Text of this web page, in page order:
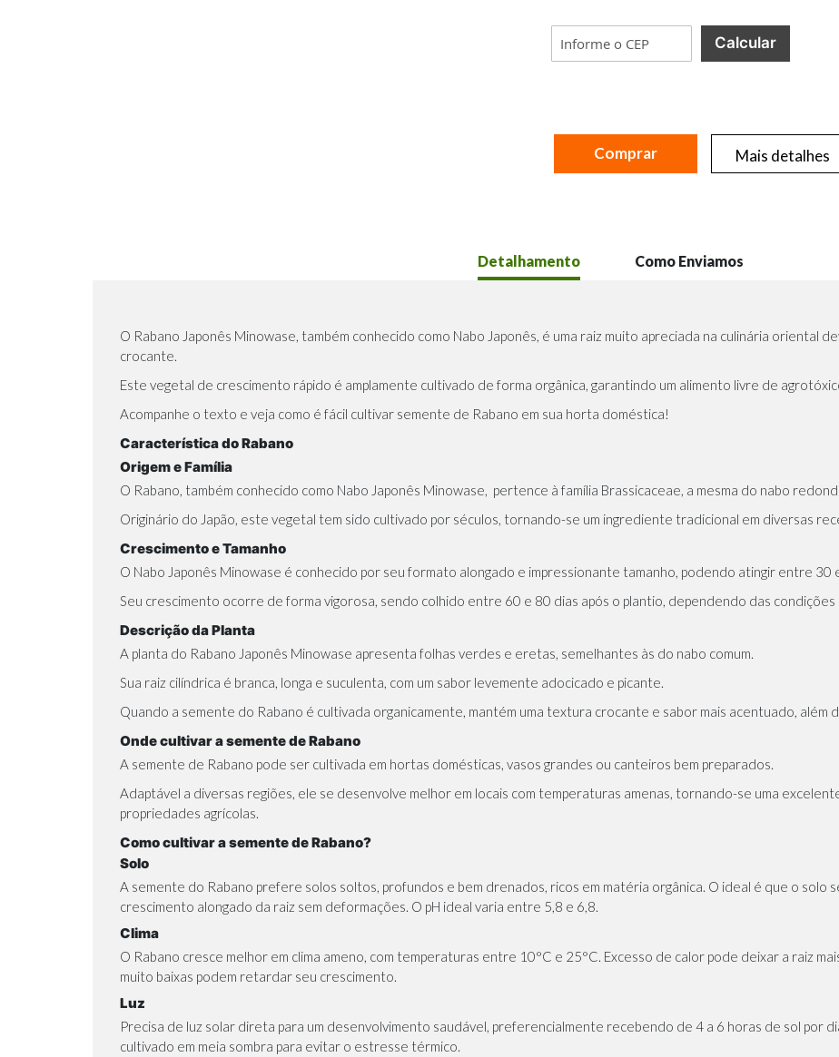
Calcular
Comprar Mais detalhes
Detalhamento
O Rabano Japonês Minowase, também conhecido como Nabo Japonês, é uma raiz muito apreciada na culinária oriental
crocante.
Este vegetal de crescimento rápido é amplamente cultivado de forma orgânica, garantindo um alimento livre de
Acompanhe o texto e veja como é fácil cultivar semente de Rabano em sua horta doméstica!
Característica do Rabano
Origem e Família
O Rabano, também conhecido como Nabo Japonês Minowase, pertence à família Brassicaceae, a mesma do nabo
Originário do Japão, este vegetal tem sido cultivado por séculos, tornando-se um ingrediente tradicional em diversas
Crescimento e Tamanho
O Nabo Japonês Minowase é conhecido por seu formato alongado e impressionante tamanho, podendo atingir entre 30
Seu crescimento ocorre de forma vigorosa, sendo colhido entre 60 e 80 dias após o plantio, dependendo das condições
Descrição da Planta
A planta do Rabano Japonês Minowase apresenta folhas verdes e eretas, semelhantes às do nabo comum.
Sua raiz cilíndrica é branca, longa e suculenta, com um sabor levemente adocicado e picante.
Quando a semente do Rabano é cultivada organicamente, mantém uma textura crocante e sabor mais acentuado, além
Onde cultivar a semente de Rabano
A semente de Rabano pode ser cultivada em hortas domésticas, vasos grandes ou canteiros bem preparados.
Adaptável a diversas regiões, ele se desenvolve melhor em locais com temperaturas amenas, tornando-se uma
propriedades agrícolas.
Como cultivar a semente de Rabano?
Solo
A semente do Rabano prefere solos soltos, profundos e bem drenados, ricos em matéria orgânica. O ideal é que o solo
crescimento alongado da raiz sem deformações. O pH ideal varia entre 5,8 e 6,8.
Clima
O Rabano cresce melhor em clima ameno, com temperaturas entre 10°C e 25°C. Excesso de calor pode deixar a raiz
muito baixas podem retardar seu crescimento.
Luz
Precisa de luz solar direta para um desenvolvimento saudável, preferencialmente recebendo de 4 a 6 horas de sol por
cultivado em meia sombra para evitar o estresse térmico.
Como Enviamos